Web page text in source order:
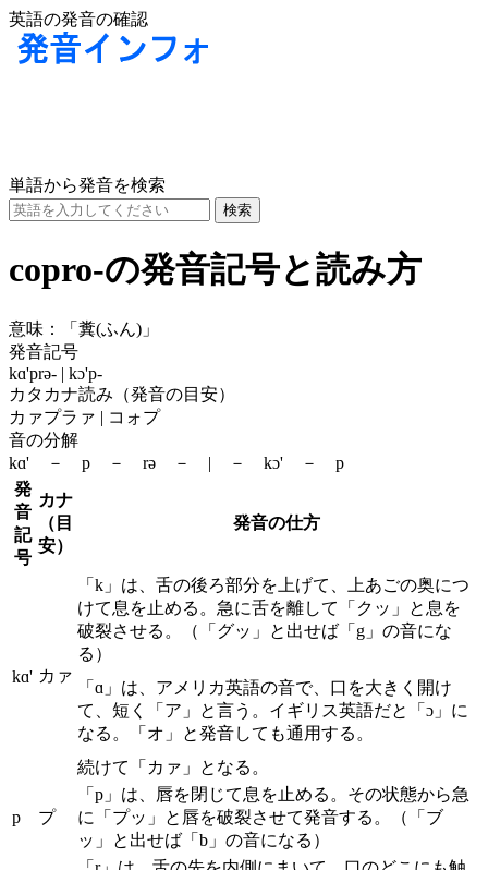
英語の発音の確認
単語から発音を検索
copro-の発音記号と読み方
意味：
「糞(ふん)」
発音記号
kɑ'prə- | kɔ'p-
カタカナ読み（発音の目安）
カァプラァ | コォプ
音の分解
kɑ' － p － rə － | － kɔ' － p
発
音
記
号
カナ
（目
安）
発音の仕方
kɑ' カァ
「k」は、舌の後ろ部分を上げて、上あごの奥につ
けて息を止める。急に舌を離して「クッ」と息を
破裂させる。（「グッ」と出せば「g」の音にな
る）
「ɑ」は、アメリカ英語の音で、口を大きく開け
て、短く「ア」と言う。イギリス英語だと「ɔ」に
なる。「オ」と発音しても通用する。
続けて「カァ」となる。
p プ
「p」は、唇を閉じて息を止める。その状態から急
に「プッ」と唇を破裂させて発音する。（「ブ
ッ」と出せば「b」の音になる）